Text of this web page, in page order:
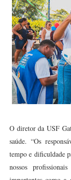
O diretor da USF
saúde. “Os
tempo e dificuldade
nossos